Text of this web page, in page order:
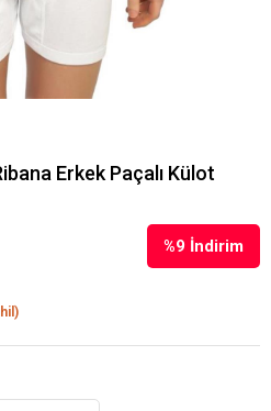
Erkek Paçalı Külot
%9 İndirim